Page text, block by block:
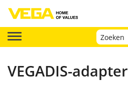
VEGADIS-adapter